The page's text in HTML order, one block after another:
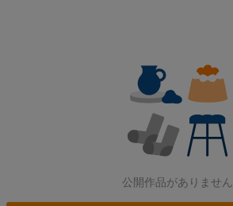
公開作品がありません